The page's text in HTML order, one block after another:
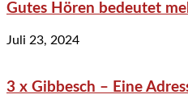
Gutes Hören bedeutet
Juli 23, 2024
3 x Gibbesch – Eine